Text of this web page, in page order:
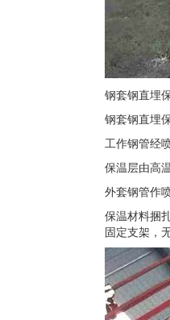
钢套钢直埋
钢套钢直埋
工作钢管经
保温层由高
外套钢管作
保温材料捆
固定支架，